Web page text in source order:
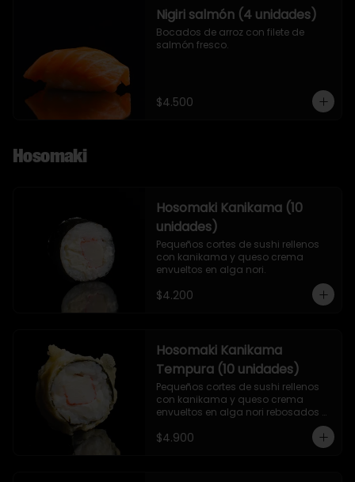
Nigiri salmón (4 unidades)
Bocados de arroz con filete de
salmón fresco.
$4.500
Hosomaki
Hosomaki Kanikama (10
unidades)
Pequeños cortes de sushi rellenos
con kanikama y queso crema
envueltos en alga nori.
$4.200
Hosomaki Kanikama
Tempura (10 unidades)
Pequeños cortes de sushi rellenos
con kanikama y queso crema
envueltos en alga nori rebosados
$4.900